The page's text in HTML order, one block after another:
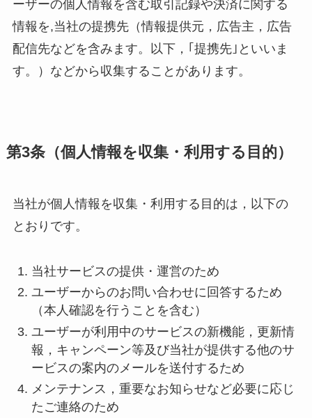
ーザーの個人情報を含む取引記録や決済に関する
情報を,当社の提携先（情報提供元，広告主，広告
配信先などを含みます。以下，｢提携先｣といいま
す。）などから収集することがあります。
第3条（個人情報を収集・利用する目的）
当社が個人情報を収集・利用する目的は，以下の
とおりです。
当社サービスの提供・運営のため
ユーザーからのお問い合わせに回答するため
（本人確認を行うことを含む）
ユーザーが利用中のサービスの新機能，更新情
報，キャンペーン等及び当社が提供する他のサ
ービスの案内のメールを送付するため
メンテナンス，重要なお知らせなど必要に応じ
たご連絡のため